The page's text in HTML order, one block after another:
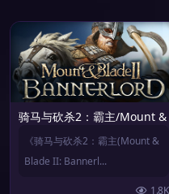
骑马与砍杀2：霸主/Mount
《骑马与砍杀2：霸主(Mount &
Blade II: Bannerl...
1.8K